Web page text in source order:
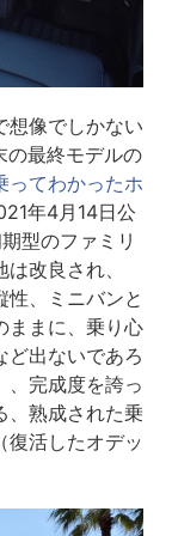
想像でしかない
の最終モデルの
ってわかったホ
年4月14日公
型のファミリ
改良され、
性、ミニバンと
ままに、乗り心
ど出ないであろ
、完成度を誇っ
、熟成された乗
復活したオデッ